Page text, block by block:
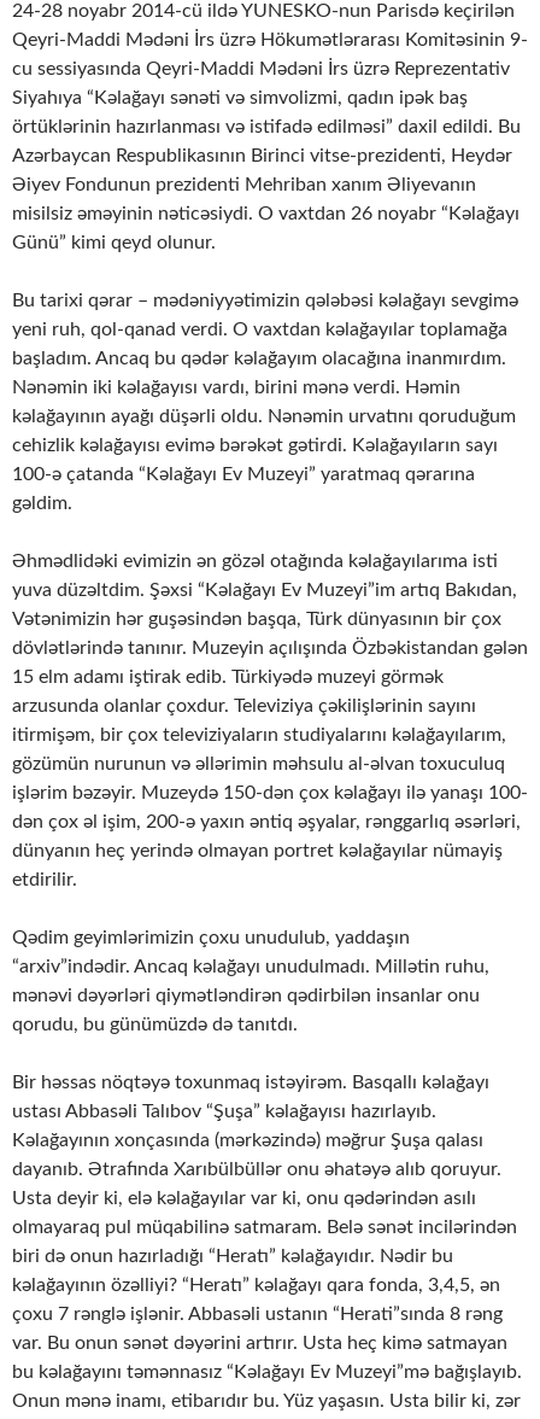
24-28 noyabr 2014-cü ildə YUNESKO-nun Parisdə keçirilən
Qeyri-Maddi Mədəni İrs üzrə Hökumətlərarası Komitəsinin 9-
cu sessiyasında Qeyri-Maddi Mədəni İrs üzrə Reprezentativ
Siyahıya “Kəlağayı sənəti və simvolizmi, qadın ipək baş
örtüklərinin hazırlanması və istifadə edilməsi” daxil edildi. Bu
Azərbaycan Respublikasının Birinci vitse-prezidenti, Heydər
Əiyev Fondunun prezidenti Mehriban xanım Əliyevanın
misilsiz əməyinin nəticəsiydi. O vaxtdan 26 noyabr “Kəlağayı
Günü” kimi qeyd olunur.
Bu tarixi qərar – mədəniyyətimizin qələbəsi kəlağayı sevgimə
yeni ruh, qol-qanad verdi. O vaxtdan kəlağayılar toplamağa
başladım. Ancaq bu qədər kəlağayım olacağına inanmırdım.
Nənəmin iki kəlağayısı vardı, birini mənə verdi. Həmin
kəlağayının ayağı düşərli oldu. Nənəmin urvatını qoruduğum
cehizlik kəlağayısı evimə bərəkət gətirdi. Kəlağayıların sayı
100-ə çatanda “Kəlağayı Ev Muzeyi” yaratmaq qərarına
gəldim.
Əhmədlidəki evimizin ən gözəl otağında kəlağayılarıma isti
yuva düzəltdim. Şəxsi “Kəlağayı Ev Muzeyi”im artıq Bakıdan,
Vətənimizin hər guşəsindən başqa, Türk dünyasının bir çox
dövlətlərində tanınır. Muzeyin açılışında Özbəkistandan gələn
15 elm adamı iştirak edib. Türkiyədə muzeyi görmək
arzusunda olanlar çoxdur. Televiziya çəkilişlərinin sayını
itirmişəm, bir çox televiziyaların studiyalarını kəlağayılarım,
gözümün nurunun və əllərimin məhsulu al-əlvan toxuculuq
işlərim bəzəyir. Muzeydə 150-dən çox kəlağayı ilə yanaşı 100-
dən çox əl işim, 200-ə yaxın əntiq əşyalar, rənggarlıq əsərləri,
dünyanın heç yerində olmayan portret kəlağayılar nümayiş
etdirilir.
Qədim geyimlərimizin çoxu unudulub, yaddaşın
“arxiv”indədir. Ancaq kəlağayı unudulmadı. Millətin ruhu,
mənəvi dəyərləri qiymətləndirən qədirbilən insanlar onu
qorudu, bu günümüzdə də tanıtdı.
Bir həssas nöqtəyə toxunmaq istəyirəm. Basqallı kəlağayı
ustası Abbasəli Talıbov “Şuşa” kəlağayısı hazırlayıb.
Kəlağayının xonçasında (mərkəzində) məğrur Şuşa qalası
dayanıb. Ətrafında Xarıbülbüllər onu əhatəyə alıb qoruyur.
Usta deyir ki, elə kəlağayılar var ki, onu qədərindən asılı
olmayaraq pul müqabilinə satmaram. Belə sənət incilərindən
biri də onun hazırladığı “Heratı” kəlağayıdır. Nədir bu
kəlağayının özəlliyi? “Heratı” kəlağayı qara fonda, 3,4,5, ən
çoxu 7 rənglə işlənir. Abbasəli ustanın “Herati”sında 8 rəng
var. Bu onun sənət dəyərini artırır. Usta heç kimə satmayan
bu kəlağayını təmənnasız “Kəlağayı Ev Muzeyi”mə bağışlayıb.
Onun mənə inamı, etibarıdır bu. Yüz yaşasın. Usta bilir ki, zər